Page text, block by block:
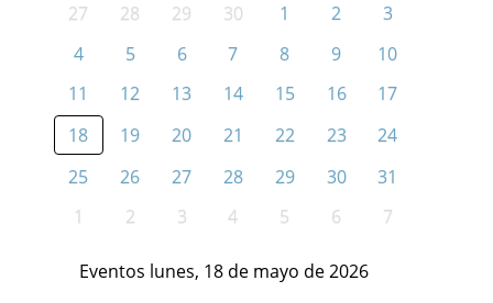
27 28 29 30 1 2
3
4
5 6 7 8 9
10
11
12 13 14 15 16
17
18
19 20 21 22 23
24
25
26 27 28 29 30
31
1
2 3 4 5 6 7
Eventos lunes, 18 de mayo de 2026